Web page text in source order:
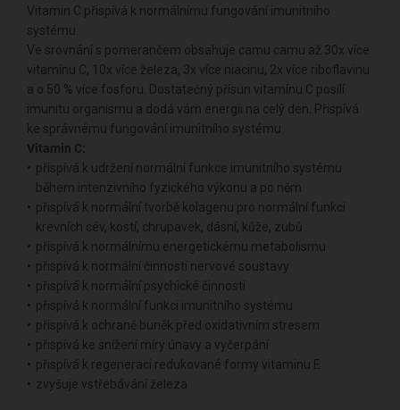
Vitamin C přispívá k normálnímu fungování imunitního
systému.
Ve srovnání s pomerančem obsahuje camu camu až 30x více
vitamínu C, 10x více železa, 3x více niacinu, 2x více riboflavinu
a o 50 % více fosforu. Dostatečný přísun vitamínu C posílí
imunitu organismu a dodá vám energii na celý den. Přispívá
ke správnému fungování imunitního systému.
Vitamin C:
přispívá k udržení normální funkce imunitního systému
během intenzivního fyzického výkonu a po něm
přispívá k normální tvorbě kolagenu pro normální funkci
krevních cév, kostí, chrupavek, dásní, kůže, zubů
přispívá k normálnímu energetickému metabolismu
přispívá k normální činnosti nervové soustavy
přispívá k normální psychické činnosti
přispívá k normální funkci imunitního systému
přispívá k ochraně buněk před oxidativním stresem
přispívá ke snížení míry únavy a vyčerpání
přispívá k regeneraci redukované formy vitaminu E
zvyšuje vstřebávání železa